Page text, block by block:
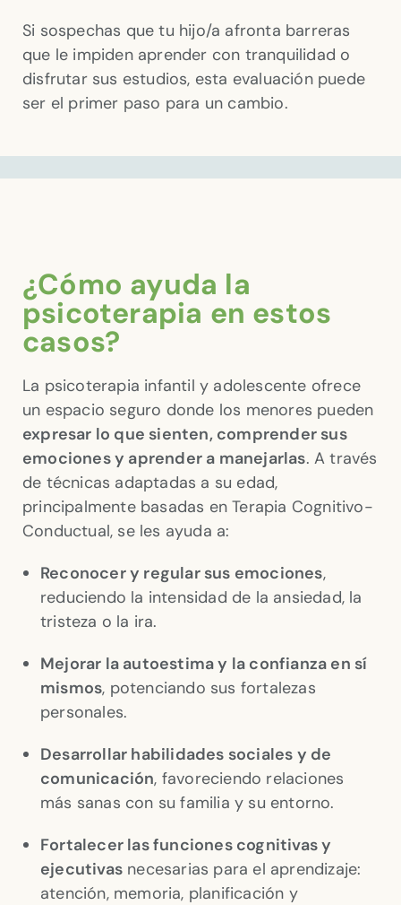
Si sospechas que tu hijo/a afronta barreras
que le impiden aprender con tranquilidad o
disfrutar sus estudios, esta evaluación puede
ser el primer paso para un cambio.
¿Cómo ayuda la
psicoterapia en estos
casos?
La psicoterapia infantil y adolescente ofrece
un espacio seguro donde los menores pueden
expresar lo que sienten, comprender sus
emociones y aprender a manejarlas. A través
de técnicas adaptadas a su edad,
principalmente basadas en Terapia Cognitivo-
Conductual, se les ayuda a:
Reconocer y regular sus emociones,
reduciendo la intensidad de la ansiedad, la
tristeza o la ira.
Mejorar la autoestima y la confianza en sí
mismos, potenciando sus fortalezas
personales.
Desarrollar habilidades sociales y de
comunicación, favoreciendo relaciones
más sanas con su familia y su entorno.
Fortalecer las funciones cognitivas y
ejecutivas necesarias para el aprendizaje:
atención, memoria, planificación y